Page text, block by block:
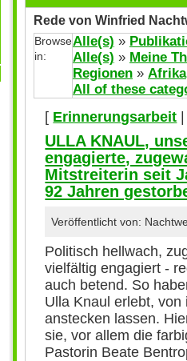
Rede von Winfried
Browse
in:
Alle(s) »
Alle(s) » Meine
Regionen » Afrika
All of these
[ Erinnerungsarbeit
ULLA KNAUL,
engagierte,
Mitstreiterin seit
92 Jahren
Veröffentlicht von:
Politisch hellwach,
vielfältig engagiert -
auch betend. So
Ulla Knaul erlebt,
anstecken lassen.
sie, vor allem die
Pastorin Beate